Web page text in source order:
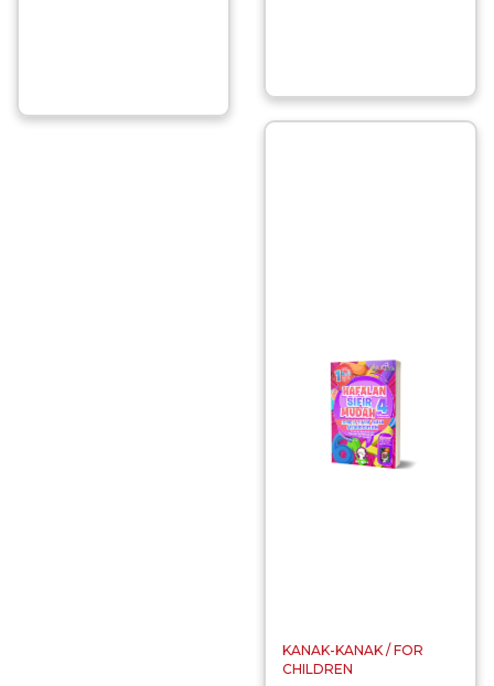
KANAK-KANAK / FOR
CHILDREN